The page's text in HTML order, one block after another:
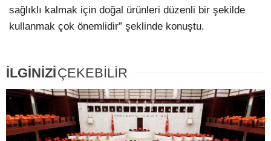
sağlıklı kalmak için doğal ürünleri düzenli bir şekilde
kullanmak çok önemlidir” şeklinde konuştu.
İLGİNİZİÇEKEBİLİR